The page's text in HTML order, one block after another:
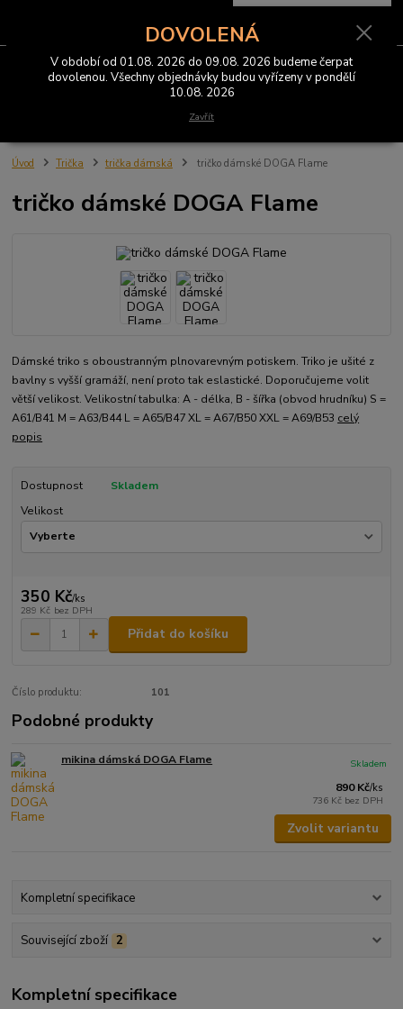
Menu
0 Kč
Úvod Trička trička dámská tričko dámské DOGA Flame
tričko dámské DOGA Flame
Dámské triko s oboustranným plnovarevným potiskem. Triko je ušité z
bavlny s vyšší gramáží, není proto tak eslastické. Doporučujeme volit
větší velikost. Velikostní tabulka: A - délka, B - šířka (obvod hrudníku) S =
A61/B41 M = A63/B44 L = A65/B47 XL = A67/B50 XXL = A69/B53 celý
popis
Dostupnost
Skladem
Velikost
350 Kč/ks
289 Kč bez DPH
Přidat do košíku
Číslo produktu: 101
Podobné produkty
mikina dámská DOGA Flame
890 Kč/ks
736 Kč bez DPH
Skladem
Zvolit variantu
Kompletní specifikace
Související zboží 2
Kompletní specifikace
DOVOLENÁ
V období od 01.08. 2026 do 09.08. 2026 budeme čerpat
dovolenou. Všechny objednávky budou vyřízeny v pondělí
10.08. 2026
Zavřít